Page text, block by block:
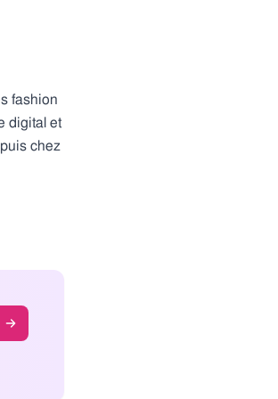
fashion
digital et
chez